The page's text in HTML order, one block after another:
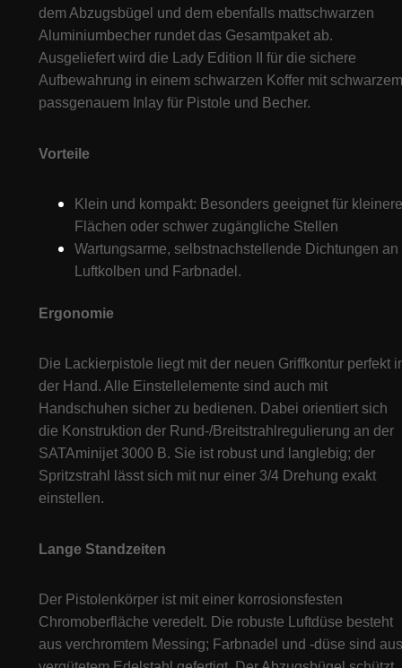
dem Abzugsbügel und dem ebenfalls mattschwarzen
Aluminiumbecher rundet das Gesamtpaket ab.
Ausgeliefert wird die Lady Edition II für die sichere
Aufbewahrung in einem schwarzen Koffer mit
passgenauem Inlay für Pistole und Becher.
Vorteile
Klein und kompakt: Besonders geeignet für kleinere
Flächen oder schwer zugängliche Stellen
Wartungsarme, selbstnachstellende Dichtungen an
Luftkolben und Farbnadel.
Ergonomie
Die Lackierpistole liegt mit der neuen Griffkontur perfekt
der Hand. Alle Einstellelemente sind auch mit
Handschuhen sicher zu bedienen. Dabei orientiert sich
die Konstruktion der Rund-/Breitstrahlregulierung an der
SATAminijet 3000 B. Sie ist robust und langlebig; der
Spritzstrahl lässt sich mit nur einer 3/4 Drehung exakt
einstellen.
Lange Standzeiten
Der Pistolenkörper ist mit einer korrosionsfesten
Chromoberfläche veredelt. Die robuste Luftdüse besteht
aus verchromtem Messing; Farbnadel und -düse sind aus